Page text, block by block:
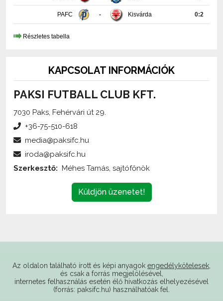
Részletes tabella
PAKSI FUTBALL CLUB KFT.
7030 Paks, Fehérvári út 29.
Küldjön üzenetet!
internetes felhasználás esetén élő hivatkozás elhelyezésével
(forrás: paksifc.hu) használhatóak fel.
Támogatóink